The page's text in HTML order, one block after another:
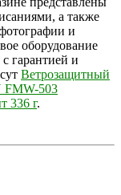
а также
и
оборудование
гарантией и
Ветрозащитный
FMW-503
336 г.